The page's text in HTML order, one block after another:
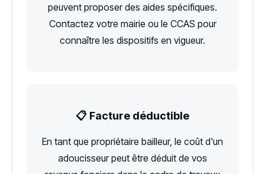
peuvent proposer des aides spécifiques.
Contactez votre mairie ou le CCAS pour
connaître les dispositifs en vigueur.
📋 Facture déductible
En tant que propriétaire bailleur, le coût d'un
adoucisseur peut être déduit de vos